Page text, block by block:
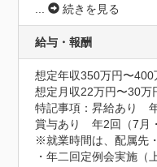
...
続きを見る
給与・報酬
想定年収350万円〜400
想定月収22万円〜30万
特記事項：昇給あり　
賞与あり　年2回（7月
※就業時間は、配属先
・年二回定例会実施（